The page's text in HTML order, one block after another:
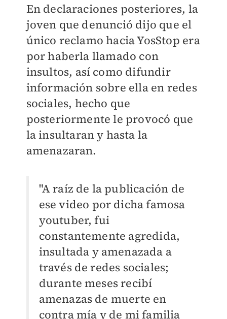
En declaraciones posteriores, la
joven que denunció dijo que el
único reclamo hacia YosStop era
por haberla llamado con
insultos, así como difundir
información sobre ella en redes
sociales, hecho que
posteriormente le provocó que
la insultaran y hasta la
amenazaran.
"A raíz de la publicación de
ese video por dicha famosa
youtuber, fui
constantemente agredida,
insultada y amenazada a
través de redes sociales;
durante meses recibí
amenazas de muerte en
contra mía y de mi familia